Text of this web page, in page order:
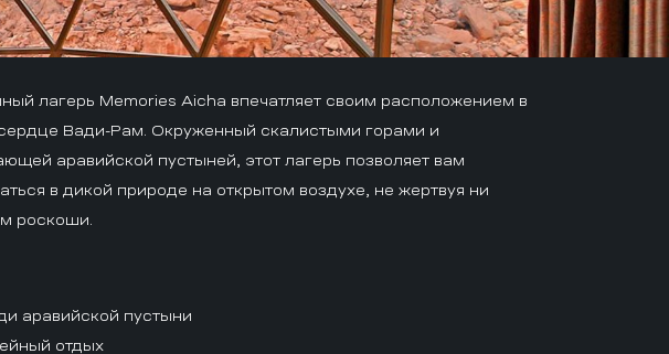
лагерь Memories Aicha впечатляет своим расположением в
Вади-Рам. Окруженный скалистыми горами и
аравийской пустыней, этот лагерь позволяет вам
в дикой природе на открытом воздухе, не жертвуя ни
роскоши.
аравийской пустыни
отдых